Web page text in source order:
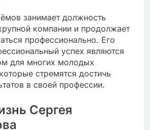
занимает должность
компании и продолжает
профессионально. Его
успех являются
для многих молодых
стремятся достичь
в своей профессии.
Сергея